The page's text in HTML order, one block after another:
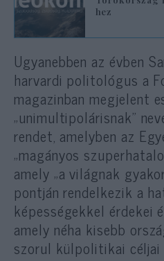
hez
Ugyanebben az évben
harvardi politológus a
magazinban megjelent
„unimultipolárisnak”
rendet, amelyben az
„magányos
amely „a világnak
pontján rendelkezik a
képességekkel érdekei
amely néha kisebb
szorul külpolitikai céljai